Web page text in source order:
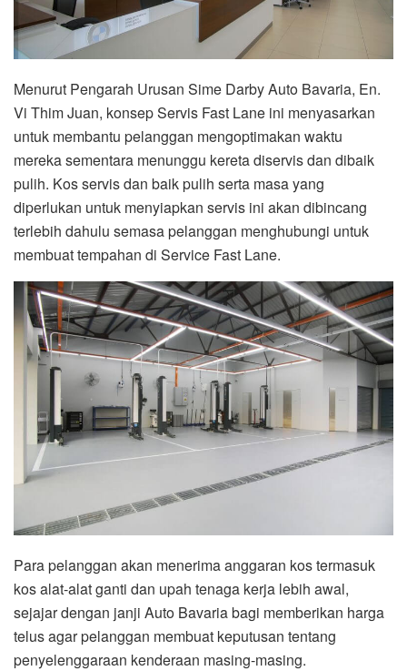
Menurut Pengarah Urusan Sime Darby Auto Bavaria, En.
Vi Thim Juan, konsep Servis Fast Lane ini menyasarkan
untuk membantu pelanggan mengoptimakan waktu
mereka sementara menunggu kereta diservis dan dibaik
pulih. Kos servis dan baik pulih serta masa yang
diperlukan untuk menyiapkan servis ini akan dibincang
terlebih dahulu semasa pelanggan menghubungi untuk
membuat tempahan di Service Fast Lane.
Para pelanggan akan menerima anggaran kos termasuk
kos alat-alat ganti dan upah tenaga kerja lebih awal,
sejajar dengan janji Auto Bavaria bagi memberikan harga
telus agar pelanggan membuat keputusan tentang
penyelenggaraan kenderaan masing-masing.